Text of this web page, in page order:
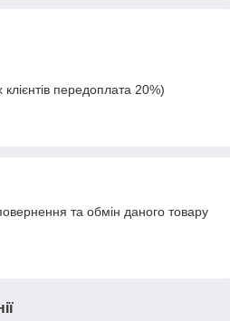
передоплата 20%)
та обмін даного товару